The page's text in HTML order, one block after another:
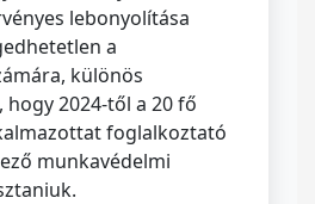
lebonyolítása
a
különös
2024-től a 20 fő
foglalkoztató
munkavédelmi